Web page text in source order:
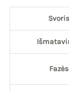
Svoris
Fazės